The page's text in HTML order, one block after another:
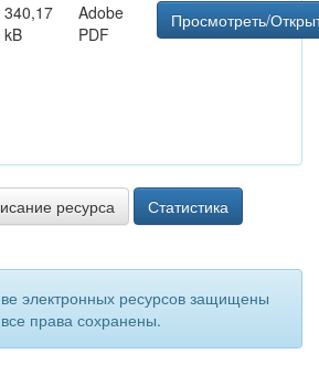
340,17
kB
Adobe
PDF
Просмотреть/
ресурса Статистика
электронных ресурсов защищены
права сохранены.